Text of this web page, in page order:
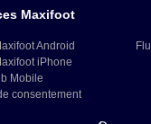
Maxifoot
Android
iPhone
Mobile
consentement